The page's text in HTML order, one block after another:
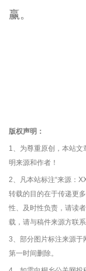
赢。
版权声明：
1、为尊重原创，本站
明来源和作者！
2、凡本站标注“来源：
转载的目的在于传递更
性、及时性负责，请读
载，请与稿件来源方联
3、部分图片标注来源于
第一时间删除。